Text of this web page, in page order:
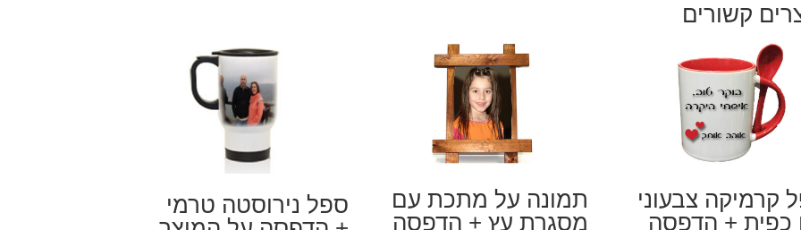
קשורים
קרמיקה צבעוני
כפית + הדפסה
תמונה על מתכת עם
מסגרת עץ + הדפסה
ספל נירוסטה טרמי